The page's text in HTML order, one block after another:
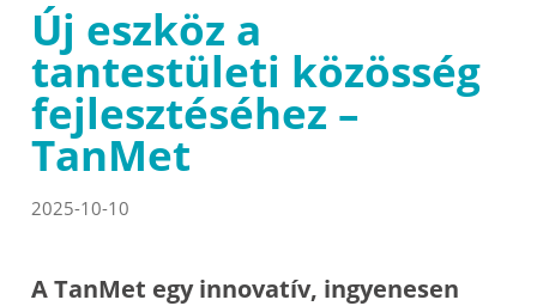
Új eszköz a
tantestületi közösség
fejlesztéséhez –
TanMet
2025-10-10
A TanMet egy innovatív, ingyenesen